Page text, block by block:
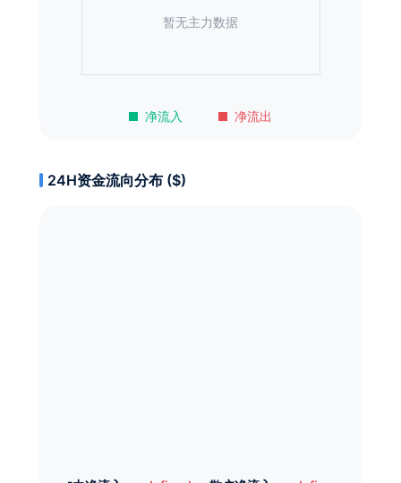
净流入 净流出
暂无主力数据
24H资金流向分布 ($)